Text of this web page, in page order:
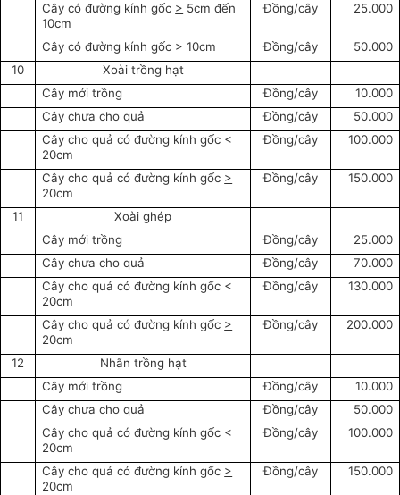
Cây có đường kính gốc > 5cm đến
10cm
Đồng/cây 25.000
Cây có đường kính gốc > 10cm Đồng/cây
50.000
10
Xoài trồng hạt
Cây mới trồng
Đồng/cây
10.000
Cây chưa cho quả
Đồng/cây
50.000
Cây cho quả có đường kính gốc <
20cm
Đồng/cây 100.000
Cây cho quả có đường kính gốc >
20cm
Đồng/cây 150.000
11
Xoài ghép
Cây mới trồng
Đồng/cây
25.000
Cây chưa cho quả
Đồng/cây
70.000
Cây cho quả có đường kính gốc <
20cm
Đồng/cây 130.000
Cây cho quả có đường kính gốc >
20cm
Đồng/cây 200.000
12
Nhãn trồng hạt
Cây mới trồng
Đồng/cây
10.000
Cây chưa cho quả
Đồng/cây
50.000
Cây cho quả có đường kính gốc <
20cm
Đồng/cây 100.000
Cây cho quả có đường kính gốc >
20cm
Đồng/cây 150.000